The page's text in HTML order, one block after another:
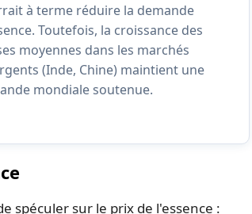
à terme réduire la demande
Toutefois, la croissance des
moyennes dans les marchés
(Inde, Chine) maintient une
mondiale soutenue.
spéculer sur le prix de l'essence :